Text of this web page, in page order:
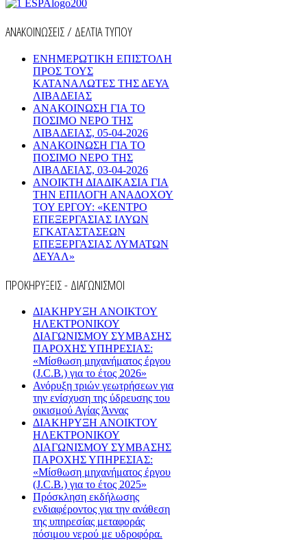
ΑΝΑΚΟΙΝΩΣΕΙΣ / ΔΕΛΤΙΑ ΤΥΠΟΥ
ΕΝΗΜΕΡΩΤΙΚΗ ΕΠΙΣΤΟΛΗ
ΠΡΟΣ ΤΟΥΣ
ΚΑΤΑΝΑΛΩΤΕΣ ΤΗΣ ΔΕΥΑ
ΛΙΒΑΔΕΙΑΣ
ΑΝΑΚΟΙΝΩΣΗ ΓΙΑ ΤΟ
ΠΟΣΙΜΟ ΝΕΡΟ ΤΗΣ
ΛΙΒΑΔΕΙΑΣ, 05-04-2026
ΑΝΑΚΟΙΝΩΣΗ ΓΙΑ ΤΟ
ΠΟΣΙΜΟ ΝΕΡΟ ΤΗΣ
ΛΙΒΑΔΕΙΑΣ, 03-04-2026
AΝΟΙΚΤΗ ΔΙΑΔΙΚΑΣΙΑ ΓΙΑ
ΤΗΝ ΕΠΙΛΟΓΗ ΑΝΑΔΟΧΟΥ
ΤΟΥ ΕΡΓΟΥ: «ΚΕΝΤΡΟ
ΕΠΕΞΕΡΓΑΣΙΑΣ ΙΛΥΩΝ
ΕΓΚΑΤΑΣΤΑΣΕΩΝ
ΕΠΕΞΕΡΓΑΣΙΑΣ ΛΥΜΑΤΩΝ
ΔΕΥΑΛ»
ΠΡΟΚΗΡΥΞΕΙΣ - ΔΙΑΓΩΝΙΣΜΟΙ
ΔΙΑΚΗΡΥΞΗ ΑΝΟΙΚΤΟΥ
ΗΛΕΚΤΡΟΝΙΚΟΥ
ΔΙΑΓΩΝΙΣΜΟΥ ΣΥΜΒΑΣΗΣ
ΠΑΡΟΧΗΣ ΥΠΗΡΕΣΙΑΣ:
«Μίσθωση μηχανήματος έργου
(J.C.B.) για το έτος 2026»
Ανόρυξη τριών γεωτρήσεων για
την ενίσχυση της ύδρευσης του
οικισμού Αγίας Άννας
ΔΙΑΚΗΡΥΞΗ ΑΝΟΙΚΤΟΥ
ΗΛΕΚΤΡΟΝΙΚΟΥ
ΔΙΑΓΩΝΙΣΜΟΥ ΣΥΜΒΑΣΗΣ
ΠΑΡΟΧΗΣ ΥΠΗΡΕΣΙΑΣ:
«Μίσθωση μηχανήματος έργου
(J.C.B.) για το έτος 2025»
Πρόσκληση εκδήλωσης
ενδιαφέροντος για την ανάθεση
της υπηρεσίας μεταφοράς
πόσιμου νερού με υδροφόρα.